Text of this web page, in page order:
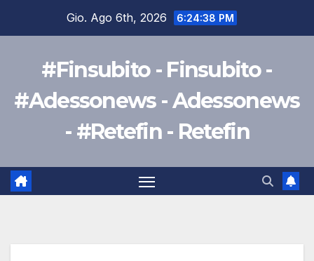
Gio. Ago 6th, 2026 6:24:39 PM
#Finsubito - Finsubito -
#Adessonews - Adessonews
- #Retefin - Retefin